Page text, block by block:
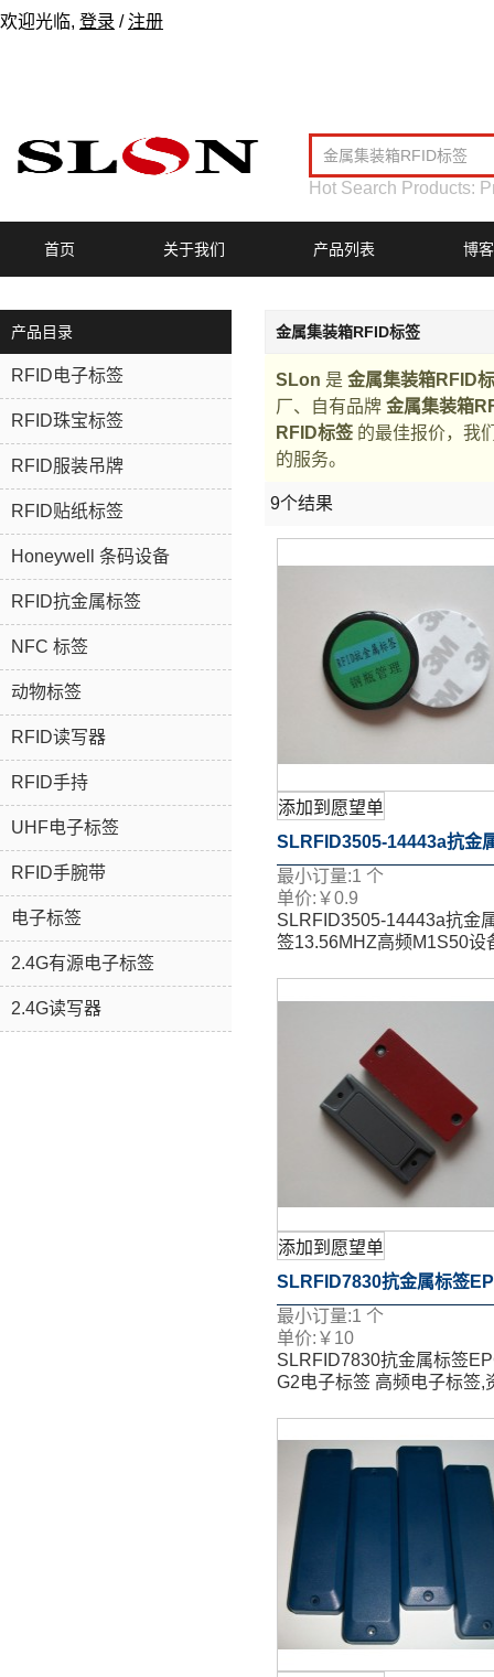
欢迎光临, 登录 / 注册
Hot Search Products:
首页 关于我们 产品列表 博客
产品目录
RFID电子标签
RFID珠宝标签
RFID服装吊牌
RFID贴纸标签
Honeywell 条码设备
RFID抗金属标签
NFC 标签
动物标签
RFID读写器
RFID手持
UHF电子标签
RFID手腕带
电子标签
2.4G有源电子标签
2.4G读写器
金属集装箱RFID标签
SLon 是 金属集装箱RFID
厂、自有品牌 金属集装箱
RFID标签 的最佳报价，我
的服务。
9个结果
添加到愿望单
SLRFID3505-14443a抗金
签13.56MHZ高频M1S50设
检标签 设备产品跟踪
最小订量:1 个
单价: ￥0.9
SLRFID3505-14443a抗金
签13.56MHZ高频M1S50设
添加到愿望单
SLRFID7830抗金属标签
G2电子标签 高频电子标签,
管理 UHF设备管理标签
检点
最小订量:1 个
单价: ￥ 10
SLRFID7830抗金属标签
G2电子标签 高频电子标签,